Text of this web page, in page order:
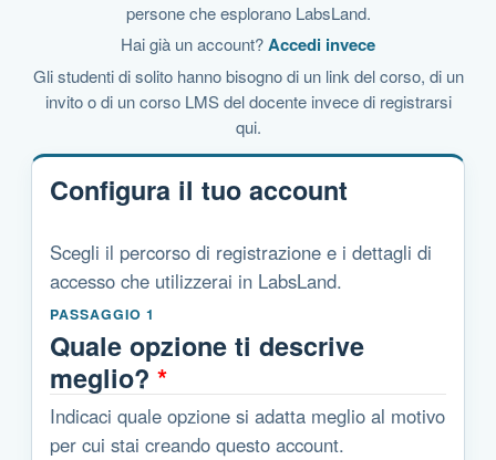
persone che esplorano LabsLand.
Hai già un account?Accedi invece
Gli studenti di solito hanno bisogno di un link del corso, di un
invito o di un corso LMS del docente invece di registrarsi
qui.
Configura il tuo account
Scegli il percorso di registrazione e i dettagli di
accesso che utilizzerai in LabsLand.
PASSAGGIO 1
Quale opzione ti descrive
meglio? *
Indicaci quale opzione si adatta meglio al motivo
per cui stai creando questo account.